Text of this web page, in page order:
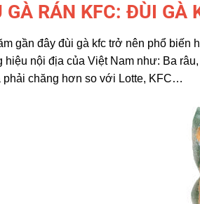
GÀ RÁN KFC: ĐÙI GÀ
gần đây đùi gà kfc trở nên phổ
hiệu nội địa của Việt Nam như: Ba
phải chăng hơn so với Lotte, KFC…